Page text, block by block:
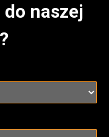
do naszej